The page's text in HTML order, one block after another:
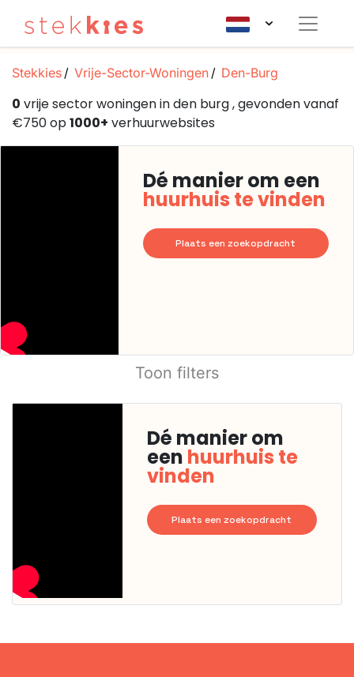
Stekkies Vrije-Sector-Woningen Den-Burg
0 vrije sector woningen in den burg , gevonden vanaf
€750 op1000+ verhuurwebsites
Dé manier om een
huurhuis te vinden
Plaats een zoekopdracht
Toon filters
Dé manier om
een huurhuis te
vinden
Plaats een zoekopdracht